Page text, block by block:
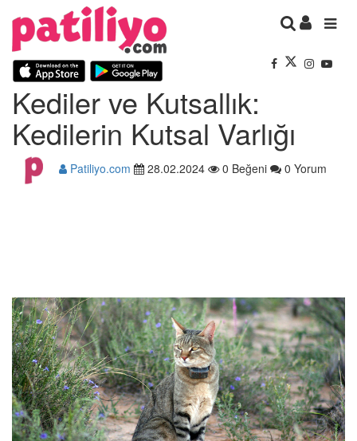
Kediler ve Kutsallık:
Kedilerin Kutsal Varlığı
Patiliyo.com 28.02.2024 0 Beğeni 0 Yorum